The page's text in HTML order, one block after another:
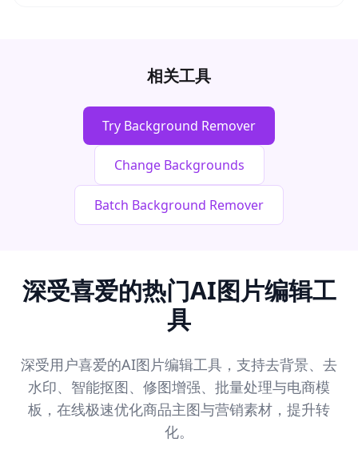
相关工具
Try Background Remover
Change Backgrounds
Batch Background Remover
深受喜爱的热门AI图片编辑工
具
深受用户喜爱的AI图片编辑工具，支持去背景、去
水印、智能抠图、修图增强、批量处理与电商模
板，在线极速优化商品主图与营销素材，提升转
化。